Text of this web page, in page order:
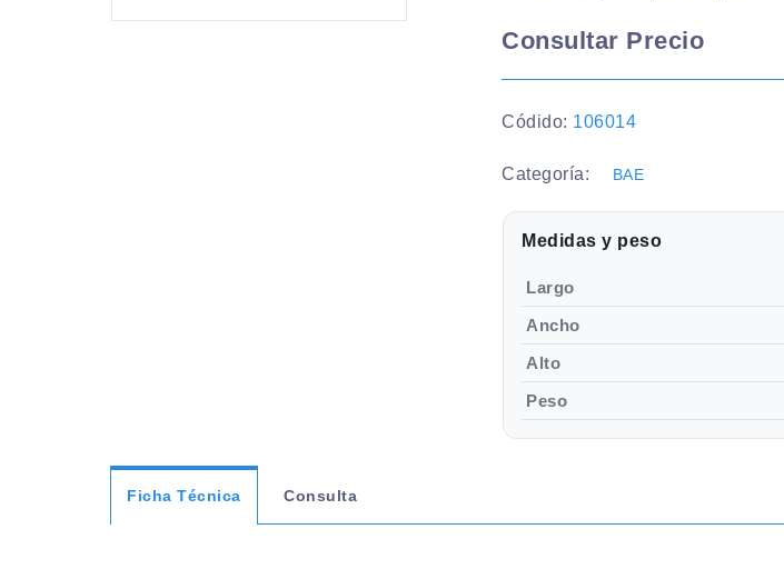
Consultar Precio
Códido: 106014
Categoría: BAE
Medidas y peso
Largo
Ancho
Alto
Peso
Ficha Técnica Consulta